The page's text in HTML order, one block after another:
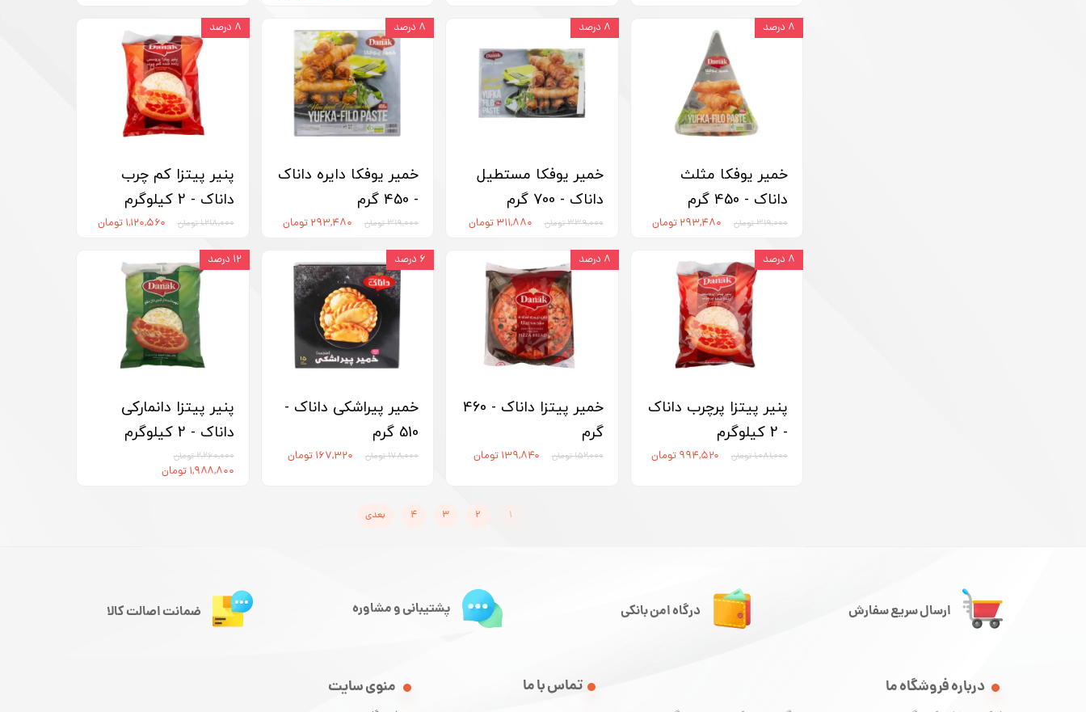
خمیر یوفکا مثلث
داناک - 450 گرم
۳۱۹,۰۰۰ تومان ۲۹۳,۴۸۰ تومان
۸ درصد
خمیر یوفکا مستطیل
داناک - 700 گرم
۳۳۹,۰۰۰ تومان ۳۱۱,۸۸۰ تومان
۸ درصد
خمیر یوفکا دایره داناک
- 450 گرم
۳۱۹,۰۰۰ تومان ۲۹۳,۴۸۰ تومان
۸ درصد
پنیر پیتزا کم‏ چرب
داناک - 2 کیلوگرم
۱,۲۱۸,۰۰۰ تومان ۱,۱۲۰,۵۶۰ تومان
۸ درصد
پنیر پیتزا پرچرب داناک
- 2 کیلوگرم
۱,۰۸۱,۰۰۰ تومان ۹۹۴,۵۲۰ تومان
۸ درصد
خمیر پیتزا داناک - 460
گرم
۱۵۲,۰۰۰ تومان ۱۳۹,۸۴۰ تومان
۸ درصد
خمیر پیراشکی داناک -
510 گرم
۱۷۸,۰۰۰ تومان ۱۶۷,۳۲۰ تومان
۶ درصد
پنیر پیتزا دانمارکی
داناک - 2 کیلوگرم
۲,۲۶۰,۰۰۰ تومان
۱,۹۸۸,۸۰۰ تومان
۱۲ درصد
۱ ۲ ۳ ۴ بعدی
ارسال سریع سفارش
درباره فروشگاه ما منوی سایت تماس با ما
درگاه امن بانکی پشتیبانی و مشاوره ضمانت اصالت کالا